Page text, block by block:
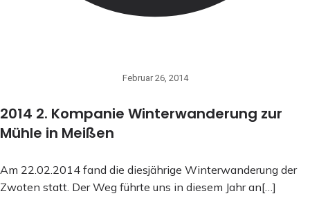
Februar 26, 2014
2014 2. Kompanie Winterwanderung zur
Mühle in Meißen
Am 22.02.2014 fand die diesjährige Winterwanderung der
Zwoten statt. Der Weg führte uns in diesem Jahr an[…]